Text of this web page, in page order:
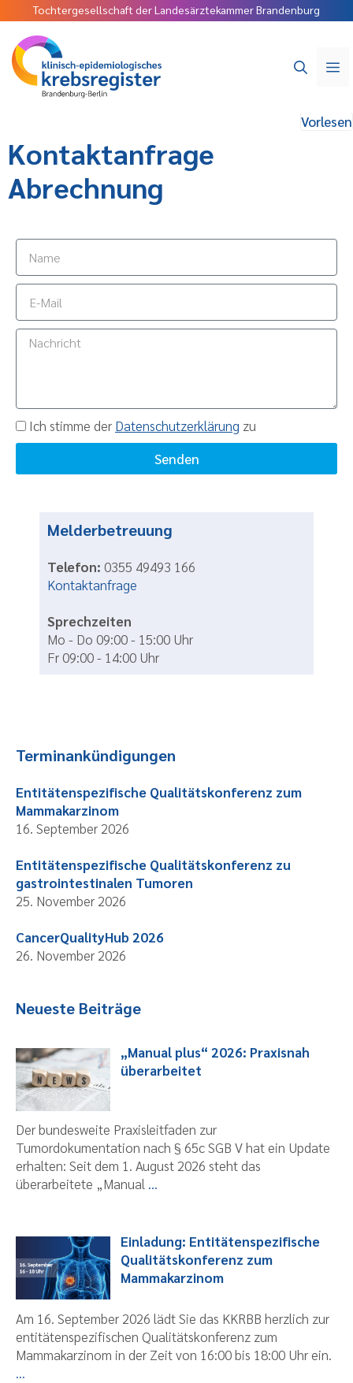
Tochtergesellschaft der Landesärztekammer Brandenburg
Vorlesen
Kontaktanfrage
Abrechnung
Ich stimme der Datenschutzerklärung zu
Senden
Melderbetreuung
Telefon: 0355 49493 166
Kontaktanfrage
Sprechzeiten
Mo - Do 09:00 - 15:00 Uhr
Fr 09:00 - 14:00 Uhr
Terminankündigungen
Entitätenspezifische Qualitätskonferenz zum
Mammakarzinom
16. September 2026
Entitätenspezifische Qualitätskonferenz zu
gastrointestinalen Tumoren
25. November 2026
CancerQualityHub 2026
26. November 2026
Neueste Beiträge
„Manual plus“ 2026: Praxisnah
überarbeitet
Der bundesweite Praxisleitfaden zur
Tumordokumentation nach § 65c SGB V hat ein Update
erhalten: Seit dem 1. August 2026 steht das
überarbeitete „Manual ...
Einladung: Entitätenspezifische
Qualitätskonferenz zum
Mammakarzinom
Am 16. September 2026 lädt Sie das KKRBB herzlich zur
entitätenspezifischen Qualitätskonferenz zum
Mammakarzinom in der Zeit von 16:00 bis 18:00 Uhr ein.
...